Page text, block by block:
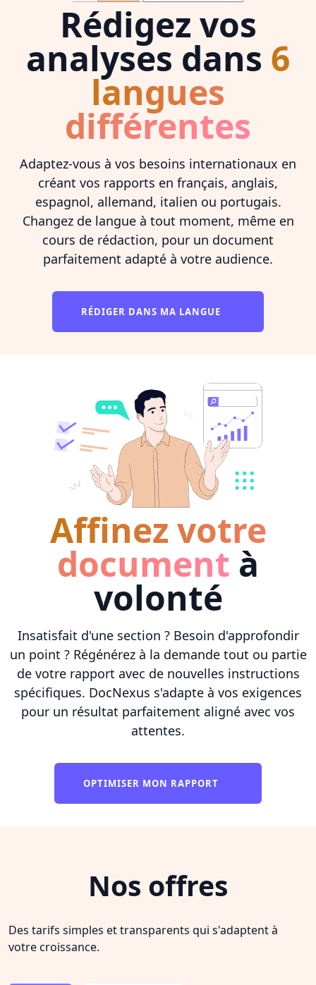
Rédigez vos
analyses dans 6
langues
différentes
Adaptez-vous à vos besoins internationaux en
créant vos rapports en français, anglais,
espagnol, allemand, italien ou portugais.
Changez de langue à tout moment, même en
cours de rédaction, pour un document
parfaitement adapté à votre audience.
RÉDIGER DANS MA LANGUE
Affinez votre
document à
volonté
Insatisfait d'une section ? Besoin d'approfondir
un point ? Régénérez à la demande tout ou partie
de votre rapport avec de nouvelles instructions
spécifiques. DocNexus s'adapte à vos exigences
pour un résultat parfaitement aligné avec vos
attentes.
OPTIMISER MON RAPPORT
Nos offres
Des tarifs simples et transparents qui s'adaptent à
votre croissance.